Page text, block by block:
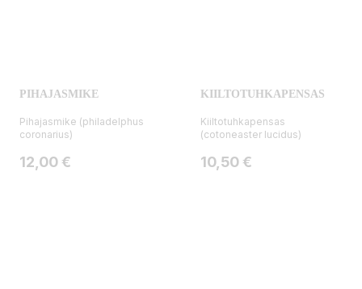
PIHAJASMIKE
Pihajasmike (philadelphus
coronarius)
Hinta
12,00 €
KIILTOTUHKAPENSAS
Kiiltotuhkapensas
(cotoneaster lucidus)
Hinta
10,50 €